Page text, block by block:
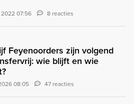
07:56 8 reacties
Feyenoorders zijn volgend
wie blijft en wie
08:05 47 reacties